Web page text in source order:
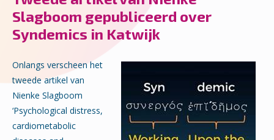
Slagboom gepubliceerd over
Syndemics in Katwijk
Onlangs verscheen het
tweede artikel van
Nienke Slagboom
‘Psychological distress,
cardiometabolic